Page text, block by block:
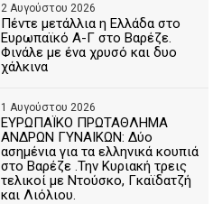
2 Αυγούστου 2026
Πέντε μετάλλια η Ελλάδα στο
Ευρωπαϊκό Α-Γ στο Βαρέζε.
Φινάλε με ένα χρυσό και δυο
χάλκινα
1 Αυγούστου 2026
ΕΥΡΩΠΑΪΚΟ ΠΡΩΤΑΘΛΗΜΑ
ΑΝΔΡΩΝ ΓΥΝΑΙΚΩΝ: Δύο
ασημένια για τα ελληνικά κουπιά
στο Βαρέζε .Την Κυριακή τρεις
τελικοί με Ντούσκο, Γκαϊδατζή
και Λιόλιου.